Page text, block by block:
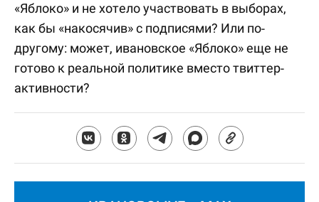
«Яблоко» и не хотело участвовать в выборах,
как бы «накосячив» с подписями? Или по-
другому: может, ивановское «Яблоко» еще не
готово к реальной политике вместо твиттер-
активности?